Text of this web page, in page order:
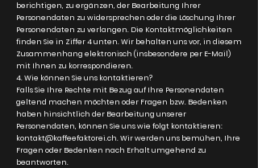
berichtigen, zu ergänzen, der Bearbeitung Ihrer
Personendaten zu widersprechen oder die Löschung Ihrer
Personendaten zu verlangen. Die Kontaktmöglichkeiten
finden Sie in Ziffer 4 unten. Wir behalten uns vor, in diesem
Zusammenhang elektronisch (insbesondere per E-Mail)
mit Ihnen zu korrespondieren.
4. Wie können Sie uns kontaktieren?
Falls Sie Ihre Rechte mit Bezug auf Ihre Personendaten
geltend machen möchten oder Fragen bzw. Bedenken
haben hinsichtlich der Bearbeitung unserer
Personendaten, können Sie uns wie folgt kontaktieren:
kontakt@kaffeefaktorei.ch. Wir werden uns bemühen, Ihre
Fragen oder Bedenken nach Erhalt umgehend zu
beantworten.